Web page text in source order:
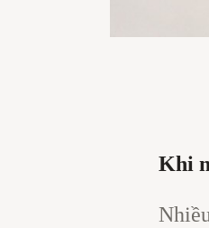
Khi